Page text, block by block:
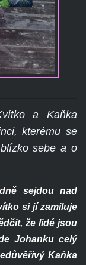
a Kaňka
kterému se
sebe a o
sejdou nad
si jí zamiluje
že lidé jsou
Johanku celý
Kaňka